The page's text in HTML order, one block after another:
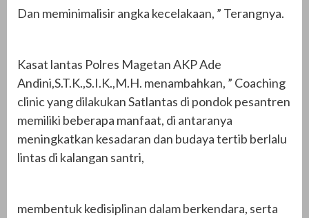
Dan meminimalisir angka kecelakaan, ” Terangnya.
Kasat lantas Polres Magetan AKP Ade
Andini,S.T.K.,S.I.K.,M.H. menambahkan, ” Coaching
clinic yang dilakukan Satlantas di pondok pesantren
memiliki beberapa manfaat, di antaranya
meningkatkan kesadaran dan budaya tertib berlalu
lintas di kalangan santri,
membentuk kedisiplinan dalam berkendara, serta